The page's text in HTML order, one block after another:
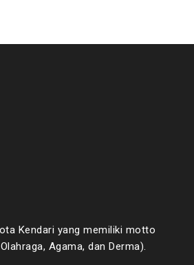
Kendari yang memiliki motto
Agama, dan Derma).